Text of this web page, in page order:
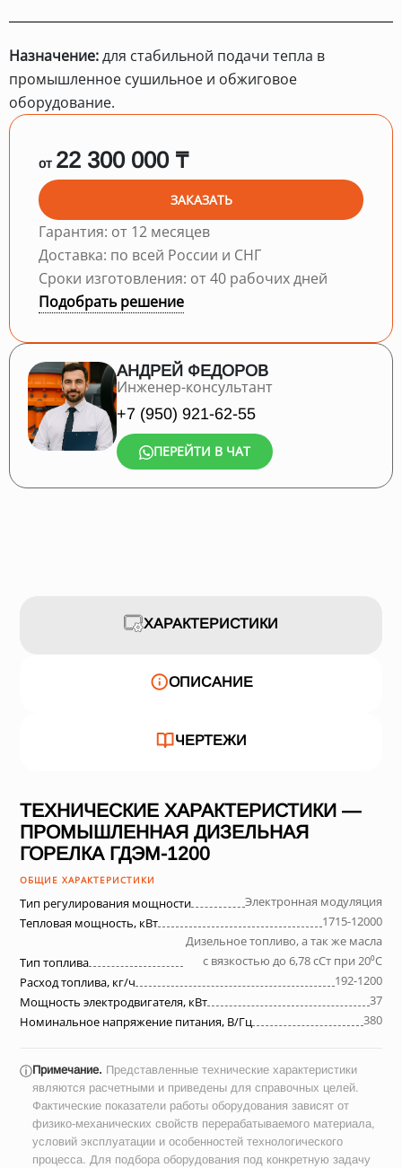
Назначение:для стабильной подачи тепла в
промышленное сушильное и обжиговое
оборудование.
от 22 300 000 ₸
ЗАКАЗАТЬ
Гарантия: от 12 месяцев
Доставка: по всей России и СНГ
Сроки изготовления: от 40 рабочих дней
Подобрать решение
АНДРЕЙ ФЕДОРОВ
Инженер-консультант
+7 (950) 921-62-55
ПЕРЕЙТИ В ЧАТ
ХАРАКТЕРИСТИКИ
ОПИСАНИЕ
ЧЕРТЕЖИ
ТЕХНИЧЕСКИЕ ХАРАКТЕРИСТИКИ —
ПРОМЫШЛЕННАЯ ДИЗЕЛЬНАЯ
ГОРЕЛКА ГДЭМ-1200
ОБЩИЕ ХАРАКТЕРИСТИКИ
Тип регулирования мощности
Электронная модуляция
Тепловая мощность, кВт
1715-12000
Тип топлива
Дизельное топливо, а так же масла
с вязкостью до 6,78 сСт при 20⁰С
Расход топлива, кг/ч
192-1200
Мощность электродвигателя, кВт
37
Номинальное напряжение питания, В/Гц
380
ⓘПримечание. Представленные технические характеристики
являются расчетными и приведены для справочных целей.
Фактические показатели работы оборудования зависят от
физико-механических свойств перерабатываемого материала,
условий эксплуатации и особенностей технологического
процесса. Для подбора оборудования под конкретную задачу